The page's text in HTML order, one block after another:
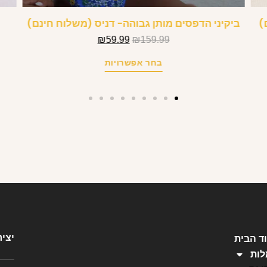
ביקיני הדפסים מותן גבוהה- דניס (משלוח חינם)
₪159.99
₪59.99
בחר אפשרויות
הבית